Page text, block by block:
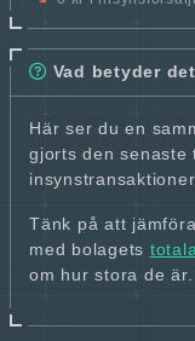
Vad betyder
Här ser du en
gjorts den senaste
Tänk på att
med bolagets
om hur stora de är.